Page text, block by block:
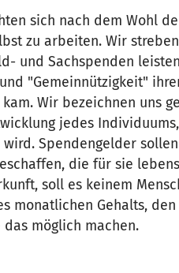
sich nach dem Wohl
zu arbeiten. Wir
und Sachspenden
"Gemeinnützigkeit"
Wir bezeichnen uns
jedes
Spendengelder
die für sie
soll es keinem
monatlichen Gehalts,
möglich machen.